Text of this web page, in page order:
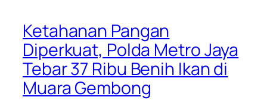
Ketahanan Pangan
Diperkuat, Polda Metro Jaya
Tebar 37 Ribu Benih Ikan di
Muara Gembong